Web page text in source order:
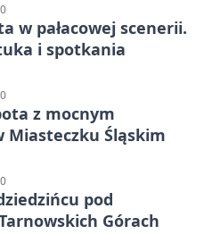
w pałacowej scenerii.
i spotkania
z mocnym
Miasteczku Śląskim
pod
Górach